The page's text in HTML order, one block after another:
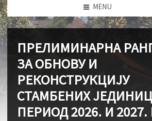
MENU
ПРЕЛИМИНАРНА
ЗА ОБНОВУ И
РЕКОНСТРУКЦИЈУ
СТАМБЕНИХ
ПЕРИОД 2026. И